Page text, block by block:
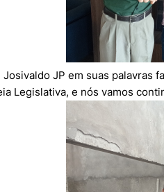
Josivaldo JP em suas palavras
Legislativa, e nós vamos